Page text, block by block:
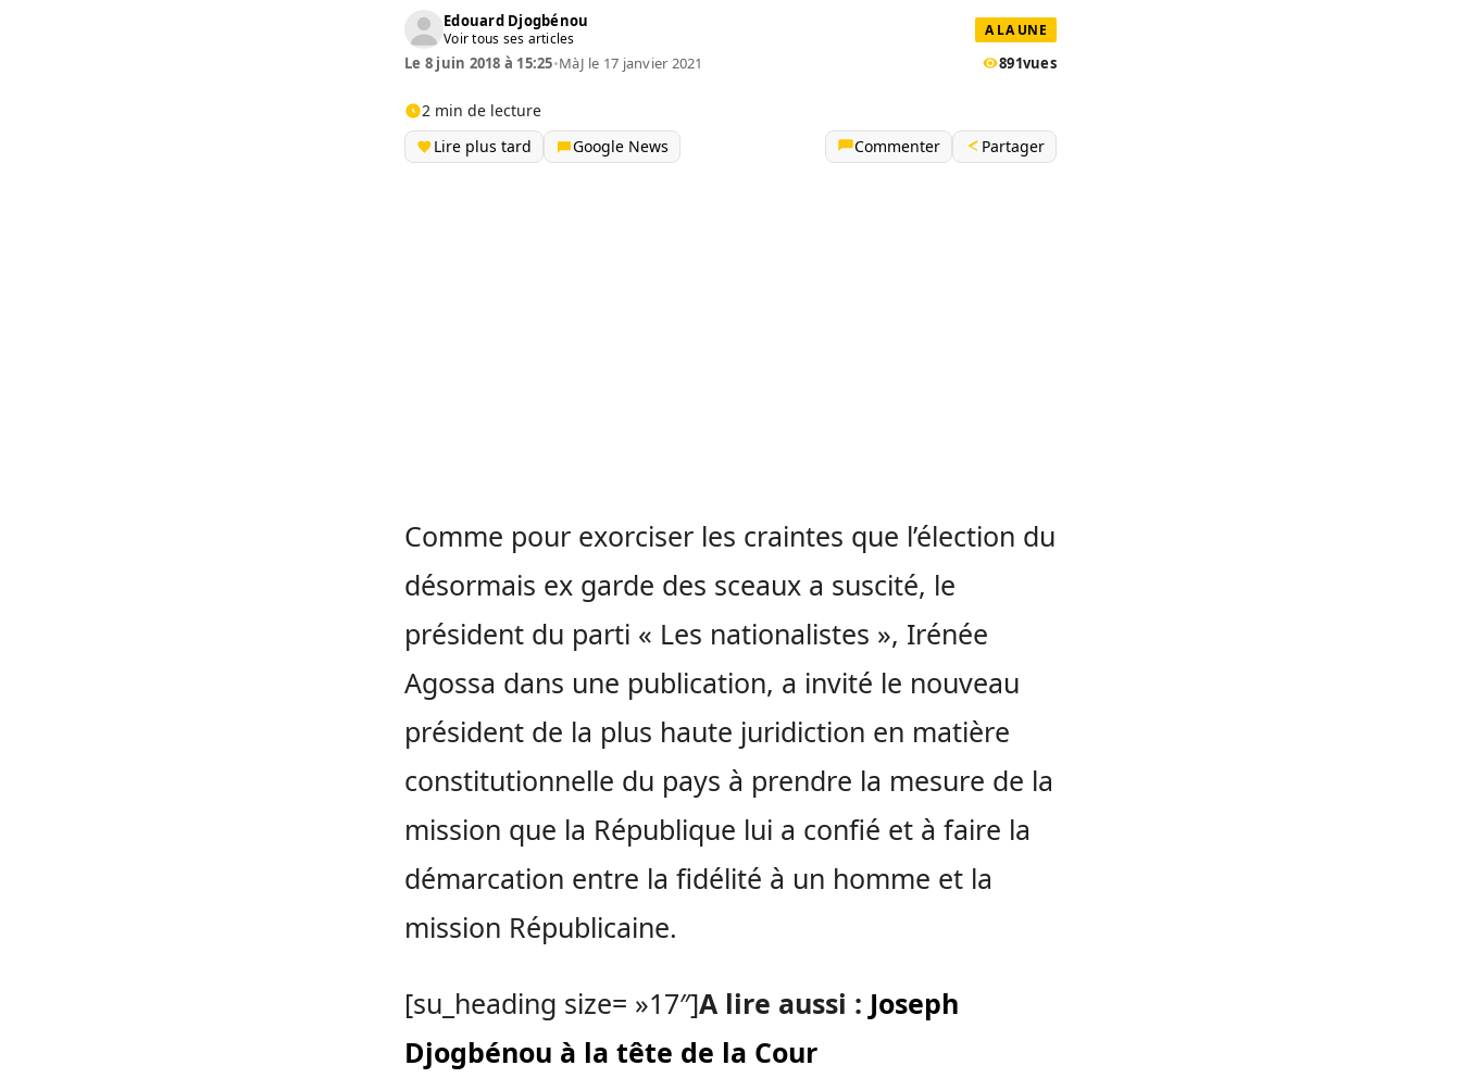
Edouard Djogbénou
Voir tous ses articles A LA UNE
Le 8 juin 2018 à 15:25•MàJ le 17 janvier 2021 891vues
2 min de lecture
Lire plus tard
Google News Commenter Partager
Comme pour exorciser les craintes que l’élection du
désormais ex garde des sceaux a suscité, le
président du parti « Les nationalistes », Irénée
Agossa dans une publication, a invité le nouveau
président de la plus haute juridiction en matière
constitutionnelle du pays à prendre la mesure de la
mission que la République lui a confié et à faire la
démarcation entre la fidélité à un homme et la
mission Républicaine.
[su_heading size= »17″]A lire aussi : Joseph
Djogbénou à la tête de la Cour